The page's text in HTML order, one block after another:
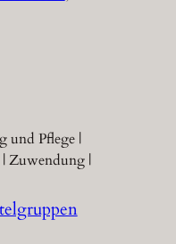
und Pflege |
Zuwendung |